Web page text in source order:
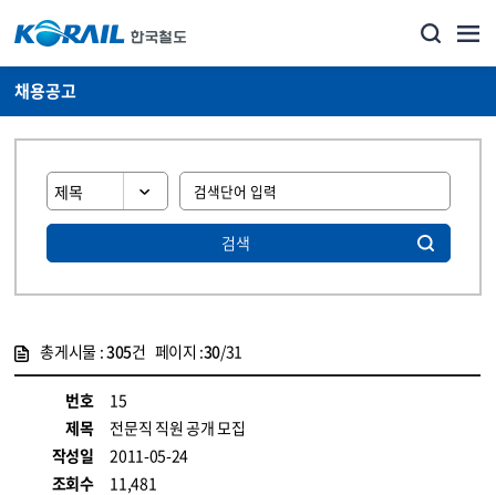
채용공고
검색
총게시물 :305건 페이지 :30/31
번호
15
제목
전문직 직원 공개 모집
작성일
2011-05-24
조회수
11,481